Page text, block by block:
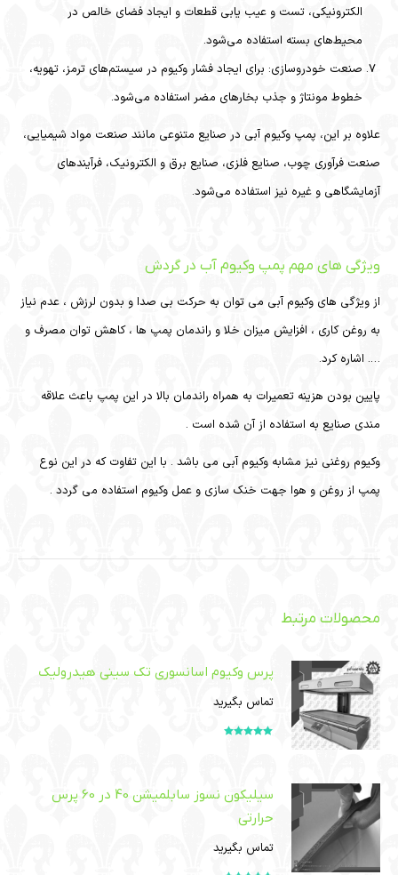
الکترونیکی، تست و عیب یابی قطعات و ایجاد فضای خالص در
محیط‌های بسته استفاده می‌شود.
صنعت خودروسازی: برای ایجاد فشار وکیوم در سیستم‌های ترمز، تهویه،
خطوط مونتاژ و جذب بخارهای مضر استفاده می‌شود.
علاوه بر این، پمپ وکیوم آبی در صنایع متنوعی مانند صنعت مواد شیمیایی،
صنعت فرآوری چوب، صنایع فلزی، صنایع برق و الکترونیک، فرآیندهای
آزمایشگاهی و غیره نیز استفاده می‌شود.
ویژگی های مهم پمپ وکیوم آب در گردش
از ویژگی های وکیوم آبی می توان به حرکت بی صدا و بدون لرزش ، عدم نیاز
به روغن کاری ، افزایش میزان خلا و راندمان پمپ ها ، کاهش توان مصرف و
…. اشاره کرد.
پایین بودن هزینه تعمیرات به همراه راندمان بالا در این پمپ باعث علاقه
مندی صنایع به استفاده از آن شده است .
وکیوم روغنی نیز مشابه وکیوم آبی می باشد . با این تفاوت که در این نوع
پمپ از روغن و هوا جهت خنک سازی و عمل وکیوم استفاده می گردد .
محصولات مرتبط
پرس وکیوم اسانسوری تک سینی هیدرولیک
تماس بگیرید
سیلیکون نسوز سابلمیشن 40 در 60 پرس
حرارتی
تماس بگیرید